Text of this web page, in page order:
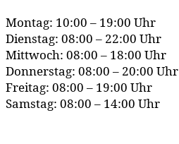
Montag: 10:00 – 19:00 Uhr
Dienstag: 08:00 – 22:00 Uhr
Mittwoch: 08:00 – 18:00 Uhr
Donnerstag: 08:00 – 20:00 Uhr
Freitag: 08:00 – 19:00 Uhr
Samstag: 08:00 – 14:00 Uhr